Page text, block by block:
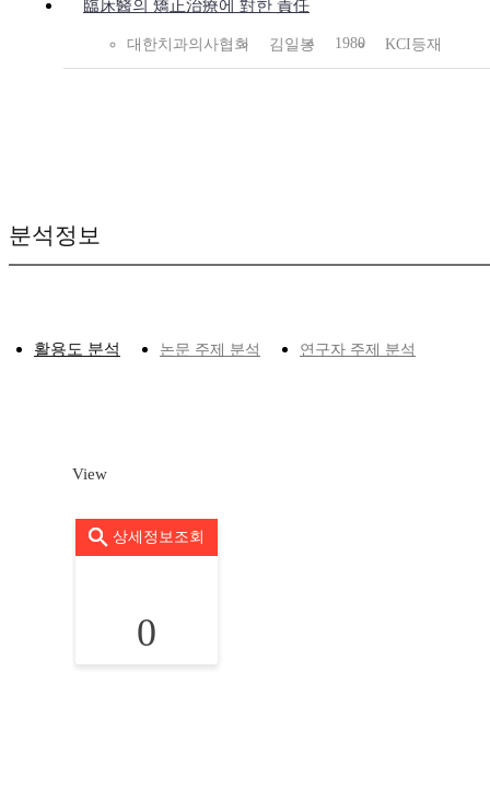
臨床醫의 矯正治療에 對한 責任
대한치과의사협회 김일봉 1980 KCI등재
분석정보
활용도 분석 논문 주제 분석 연구자 주제 분석
View
상세정보조회
0